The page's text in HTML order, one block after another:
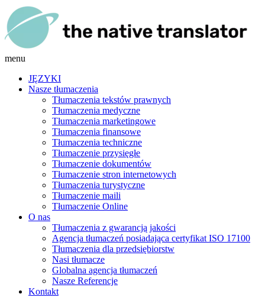
menu
JĘZYKI
Nasze tłumaczenia
Tłumaczenia tekstów prawnych
Tłumaczenia medyczne
Tłumaczenia marketingowe
Tłumaczenia finansowe
Tłumaczenia techniczne
Tłumaczenie przysięgłe
Tłumaczenie dokumentów
Tłumaczenie stron internetowych
Tłumaczenia turystyczne
Tłumaczenie maili
Tłumaczenie Online
O nas
Tłumaczenia z gwarancją jakości
Agencja tłumaczeń posiadająca certyfikat ISO 17100
Tłumaczenia dla przedsiębiorstw
Nasi tłumacze
Globalna agencja tłumaczeń
Nasze Referencje
Kontakt